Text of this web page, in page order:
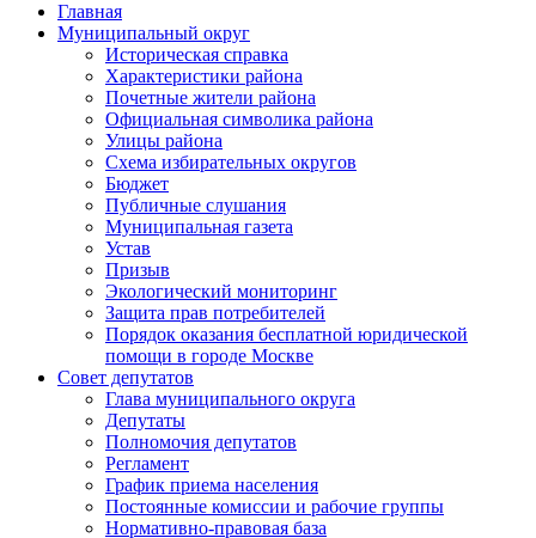
Главная
Муниципальный округ
Историческая справка
Характеристики района
Почетные жители района
Официальная символика района
Улицы района
Схема избирательных округов
Бюджет
Публичные слушания
Муниципальная газета
Устав
Призыв
Экологический мониторинг
Защита прав потребителей
Порядок оказания бесплатной юридической
помощи в городе Москве
Совет депутатов
Глава муниципального округа
Депутаты
Полномочия депутатов
Регламент
График приема населения
Постоянные комиссии и рабочие группы
Нормативно-правовая база